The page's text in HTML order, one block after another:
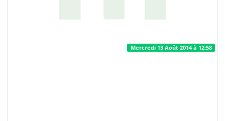
Mercredi 13 Août 2014 à 12:58